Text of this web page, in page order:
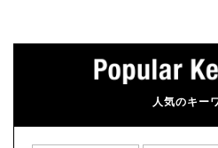
人気のキー